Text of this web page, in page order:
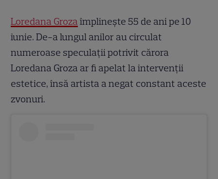
Loredana Groza împlinește 55 de ani pe 10
iunie. De-a lungul anilor au circulat
numeroase speculații potrivit cărora
Loredana Groza ar fi apelat la intervenții
estetice, însă artista a negat constant aceste
zvonuri.